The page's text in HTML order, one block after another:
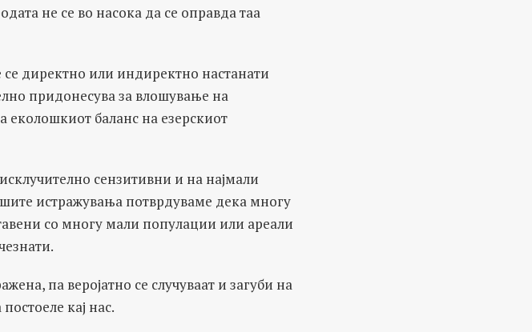
не се во насока да се оправда таа
директно или индиректно настанати
придонесува за влошување на
еколошкиот баланс на езерскиот
сензитивни и на најмали
истражувања потврдуваме дека многу
со многу мали популации или ареали
па веројатно се случуваат и загуби на
кај нас.